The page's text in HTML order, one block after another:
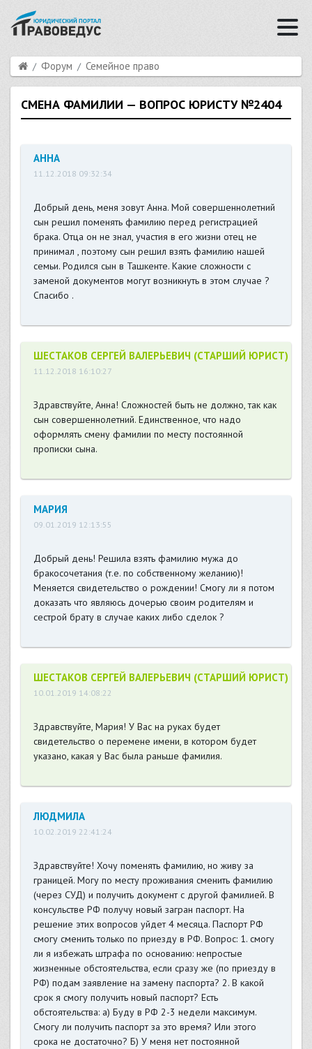
Форум Семейное право
СМЕНА ФАМИЛИИ — ВОПРОС ЮРИСТУ №2404
АННА
11.12.2018 09:32:34
Добрый день, меня зовут Анна. Мой совершеннолетний
сын решил поменять фамилию перед регистрацией
брака. Отца он не знал, участия в его жизни отец не
принимал , поэтому сын решил взять фамилию нашей
семьи. Родился сын в Ташкенте. Какие сложности с
заменой документов могут возникнуть в этом случае ?
Спасибо .
ШЕСТАКОВ СЕРГЕЙ ВАЛЕРЬЕВИЧ (СТАРШИЙ ЮРИСТ)
11.12.2018 16:10:27
Здравствуйте, Анна! Сложностей быть не должно, так как
сын совершеннолетний. Единственное, что надо
оформлять смену фамилии по месту постоянной
прописки сына.
МАРИЯ
09.01.2019 12:13:55
Добрый день! Решила взять фамилию мужа до
бракосочетания (т.е. по собственному желанию)!
Меняется свидетельство о рождении! Смогу ли я потом
доказать что являюсь дочерью своим родителям и
сестрой брату в случае каких либо сделок ?
ШЕСТАКОВ СЕРГЕЙ ВАЛЕРЬЕВИЧ (СТАРШИЙ ЮРИСТ)
10.01.2019 14:08:22
Здравствуйте, Мария! У Вас на руках будет
свидетельство о перемене имени, в котором будет
указано, какая у Вас была раньше фамилия.
ЛЮДМИЛА
10.02.2019 22:41:24
Здравствуйте! Хочу поменять фамилию, но живу за
границей. Могу по месту проживания сменить фамилию
(через СУД) и получить документ с другой фамилией. В
консульстве РФ получу новый загран паспорт. На
решение этих вопросов уйдет 4 месяца. Паспорт РФ
смогу сменить только по приезду в РФ. Вопрос: 1. смогу
ли я избежать штрафа по основанию: непростые
жизненные обстоятельства, если сразу же (по приезду в
РФ) подам заявление на замену паспорта? 2. В какой
срок я смогу получить новый паспорт? Есть
обстоятельства: а) Буду в РФ 2-3 недели максимум.
Смогу ли получить паспорт за это время? Или этого
срока не достаточно? Б) У меня нет постоянной